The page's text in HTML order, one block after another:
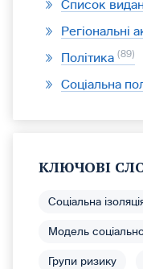
Список
Регіональні
Політика 89
Соціальна
КЛЮЧОВІ
Соціальна
Модель
Групи ризику